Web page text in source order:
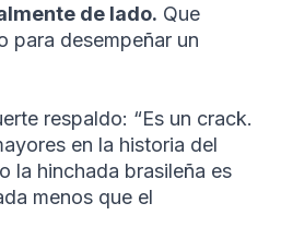
de lado. Que
para desempeñar un
respaldo: “Es un crack.
en la historia del
la hinchada brasileña es
menos que el